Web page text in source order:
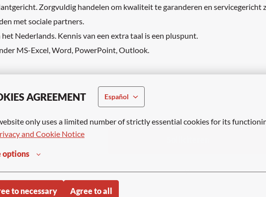
AGREEMENT Español
only uses a limited number of strictly essential cookies for its
and Cookie Notice
options
to necessary Agree to all
Zorgvuldig handelen om kwaliteit te garanderen en servicegericht
met sociale partners.
Nederlands. Kennis van een extra taal is een pluspunt.
MS-Excel, Word, PowerPoint, Outlook.
of